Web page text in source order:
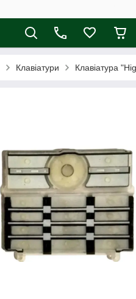
Клавіатури Клавіатура